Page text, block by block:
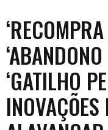
‘GATILHO